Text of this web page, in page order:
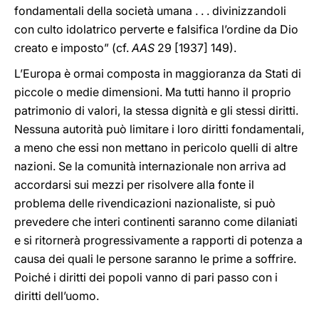
fondamentali della società umana . . . divinizzandoli
con culto idolatrico perverte e falsifica l’ordine da Dio
creato e imposto” (cf.AAS 29 [1937] 149).
L’Europa è ormai composta in maggioranza da Stati di
piccole o medie dimensioni. Ma tutti hanno il proprio
patrimonio di valori, la stessa dignità e gli stessi diritti.
Nessuna autorità può limitare i loro diritti fondamentali,
a meno che essi non mettano in pericolo quelli di altre
nazioni. Se la comunità internazionale non arriva ad
accordarsi sui mezzi per risolvere alla fonte il
problema delle rivendicazioni nazionaliste, si può
prevedere che interi continenti saranno come dilaniati
e si ritornerà progressivamente a rapporti di potenza a
causa dei quali le persone saranno le prime a soffrire.
Poiché i diritti dei popoli vanno di pari passo con i
diritti dell’uomo.